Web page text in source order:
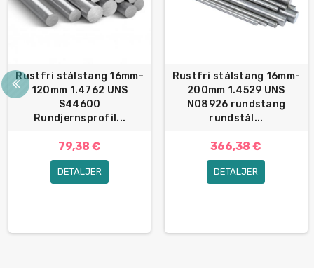
Rustfri stålstang 16mm-
120mm 1.4762 UNS
S44600
Rundjernsprofil...
79,38 €
DETALJER
Rustfri stålstang 16mm-
200mm 1.4529 UNS
N08926 rundstang
rundstål...
366,38 €
DETALJER